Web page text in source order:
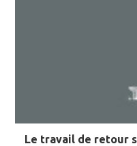
Le travail de retour